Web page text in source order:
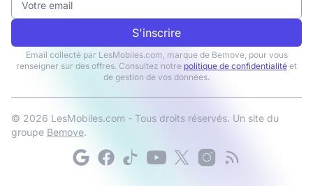
S'inscrire
Email collecté par LesMobiles.com, marque de Bemove, pour vous
renseigner sur des offres. Consultez notre politique de confidentialité et
de gestion de vos données.
© 2026 LesMobiles.com - Tous droits réservés. Un site du
groupe Bemove.